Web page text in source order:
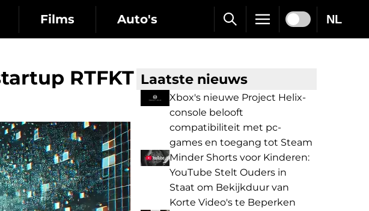
Films Auto's NL
RTFKT Laatste nieuws
Xbox's nieuwe Project Helix-
console belooft
compatibiliteit met pc-
games en toegang tot Steam
Minder Shorts voor Kinderen:
YouTube Stelt Ouders in
Staat om Bekijkduur van
Korte Video's te Beperken